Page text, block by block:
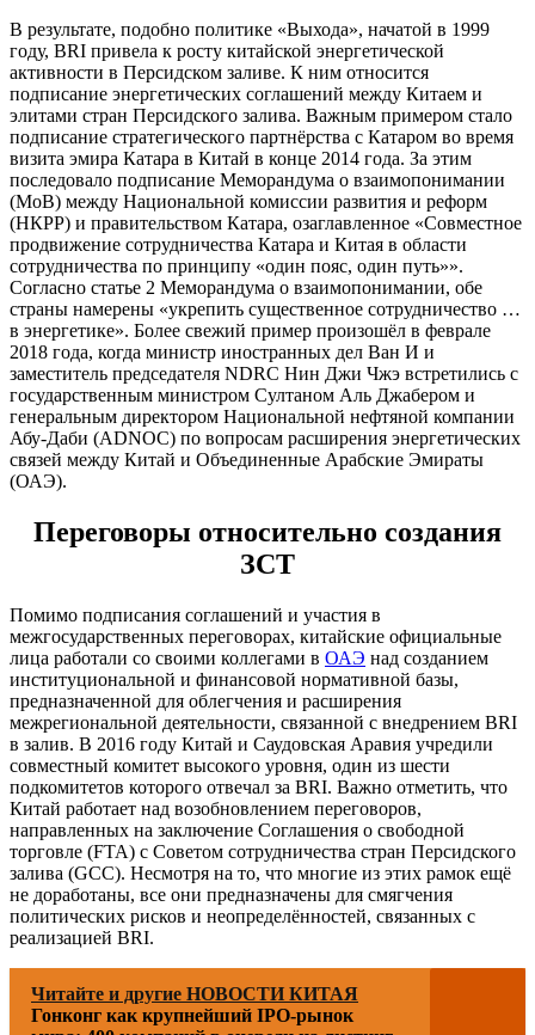
В результате, подобно политике «Выхода», начатой в 1999
году, BRI привела к росту китайской энергетической
активности в Персидском заливе. К ним относится
подписание энергетических соглашений между Китаем и
элитами стран Персидского залива. Важным примером стало
подписание стратегического партнёрства с Катаром во время
визита эмира Катара в Китай в конце 2014 года. За этим
последовало подписание Меморандума о взаимопонимании
(МоВ) между Национальной комиссии развития и реформ
(НКРР) и правительством Катара, озаглавленное «Совместное
продвижение сотрудничества Катара и Китая в области
сотрудничества по принципу «один пояс, один путь»».
Согласно статье 2 Меморандума о взаимопонимании, обе
страны намерены «укрепить существенное сотрудничество …
в энергетике». Более свежий пример произошёл в феврале
2018 года, когда министр иностранных дел Ван И и
заместитель председателя NDRC Нин Джи Чжэ встретились с
государственным министром Султаном Аль Джабером и
генеральным директором Национальной нефтяной компании
Абу-Даби (ADNOC) по вопросам расширения энергетических
связей между Китай и Объединенные Арабские Эмираты
(ОАЭ).
Переговоры относительно создания
ЗСТ
Помимо подписания соглашений и участия в
межгосударственных переговорах, китайские официальные
лица работали со своими коллегами в ОАЭ над созданием
институциональной и финансовой нормативной базы,
предназначенной для облегчения и расширения
межрегиональной деятельности, связанной с внедрением BRI
в залив. В 2016 году Китай и Саудовская Аравия учредили
совместный комитет высокого уровня, один из шести
подкомитетов которого отвечал за BRI. Важно отметить, что
Китай работает над возобновлением переговоров,
направленных на заключение Соглашения о свободной
торговле (FTA) с Советом сотрудничества стран Персидского
залива (GCC). Несмотря на то, что многие из этих рамок ещё
не доработаны, все они предназначены для смягчения
политических рисков и неопределённостей, связанных с
реализацией BRI.
Читайте и другие НОВОСТИ КИТАЯ
Гонконг как крупнейший IPO-рынок